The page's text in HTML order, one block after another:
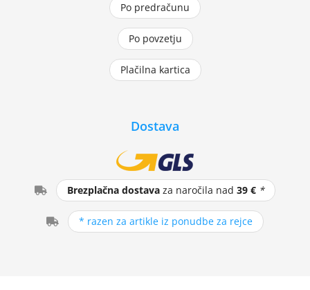
Po predračunu
Po povzetju
Plačilna kartica
Dostava
Brezplačna dostava za naročila nad39 € *
* razen za artikle iz ponudbe za rejce